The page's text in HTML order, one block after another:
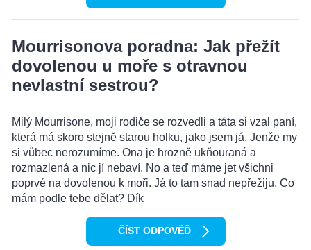
Mourrisonova poradna: Jak přežít
dovolenou u moře s otravnou
nevlastní sestrou?
Milý Mourrisone, moji rodiče se rozvedli a táta si vzal paní,
která má skoro stejně starou holku, jako jsem já. Jenže my
si vůbec nerozumíme. Ona je hrozně ukňouraná a
rozmazlená a nic jí nebaví. No a teď máme jet všichni
poprvé na dovolenou k moři. Já to tam snad nepřežiju. Co
mám podle tebe dělat? Dík
ČÍST ODPOVĚĎ